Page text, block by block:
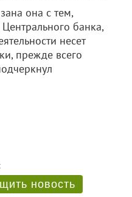
она с тем,
банка,
несет
прежде всего
новость